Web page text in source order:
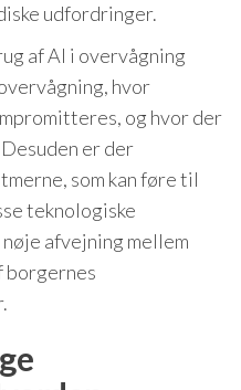
udfordringer.
af AI i overvågning
hvor
og hvor der
er der
som kan føre til
teknologiske
afvejning mellem
borgernes